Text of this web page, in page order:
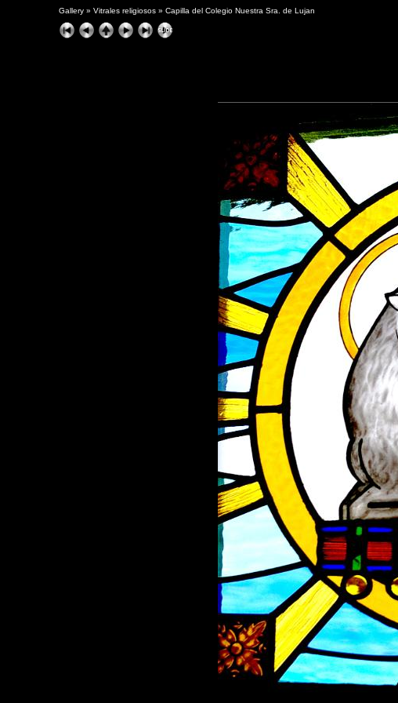
Gallery » Vitrales religiosos » Capilla del Colegio Nuestra Sra. de Lujan